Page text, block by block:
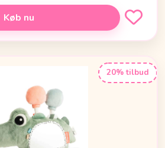
Køb nu
20% tilbud